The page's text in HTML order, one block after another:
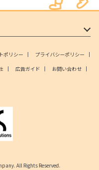
ポリシー
プライバシーポリシー
広告ガイド
お問い合わせ
All Rights Reserved.